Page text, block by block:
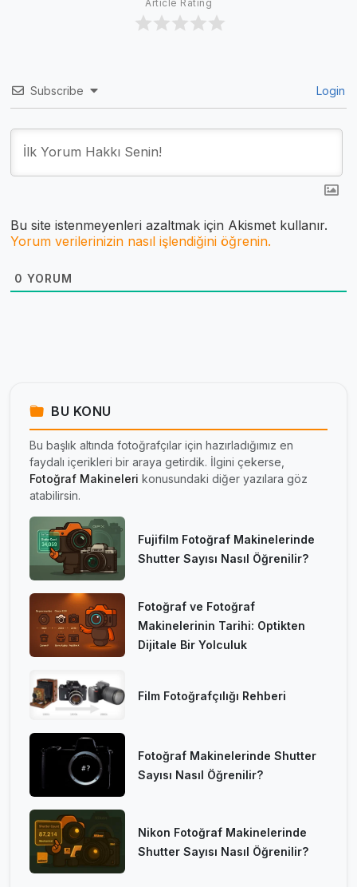
Article Rating
Subscribe Login
Bu site istenmeyenleri azaltmak için Akismet kullanır.
Yorum verilerinizin nasıl işlendiğini öğrenin.
0 YORUM
BU KONU
Bu başlık altında fotoğrafçılar için hazırladığımız en
faydalı içerikleri bir araya getirdik. İlgini çekerse,
Fotoğraf Makineleri konusundaki diğer yazılara göz
atabilirsin.
Fujifilm Fotoğraf Makinelerinde
Shutter Sayısı Nasıl Öğrenilir?
Fotoğraf ve Fotoğraf
Makinelerinin Tarihi: Optikten
Dijitale Bir Yolculuk
Film Fotoğrafçılığı Rehberi
Fotoğraf Makinelerinde Shutter
Sayısı Nasıl Öğrenilir?
Nikon Fotoğraf Makinelerinde
Shutter Sayısı Nasıl Öğrenilir?